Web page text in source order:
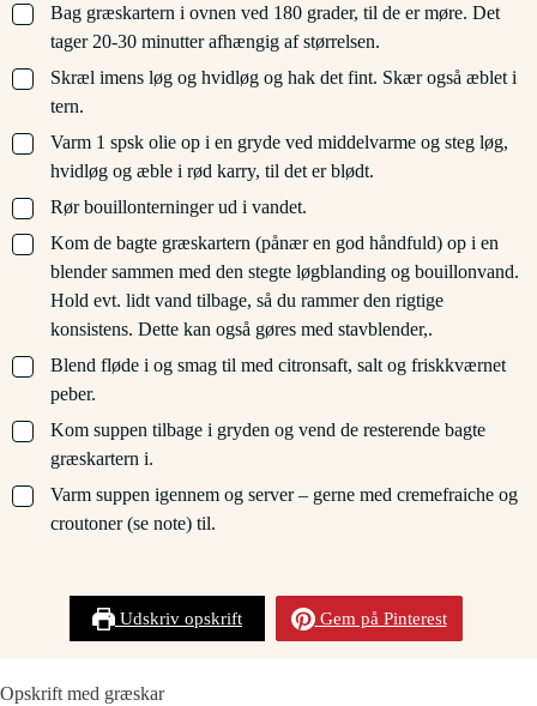
▢
Bag græskartern i ovnen ved 180 grader, til de er møre. Det
tager 20-30 minutter afhængig af størrelsen.
▢
Skræl imens løg og hvidløg og hak det fint. Skær også æblet i
tern.
▢
Varm 1 spsk olie op i en gryde ved middelvarme og steg løg,
hvidløg og æble i rød karry, til det er blødt.
▢
Rør bouillonterninger ud i vandet.
▢
Kom de bagte græskartern (pånær en god håndfuld) op i en
blender sammen med den stegte løgblanding og bouillonvand.
Hold evt. lidt vand tilbage, så du rammer den rigtige
konsistens. Dette kan også gøres med stavblender,.
▢
Blend fløde i og smag til med citronsaft, salt og friskkværnet
peber.
▢
Kom suppen tilbage i gryden og vend de resterende bagte
græskartern i.
▢
Varm suppen igennem og server – gerne med cremefraiche og
croutoner (se note) til.
Udskriv opskrift Gem på Pinterest
Opskrift med græskar